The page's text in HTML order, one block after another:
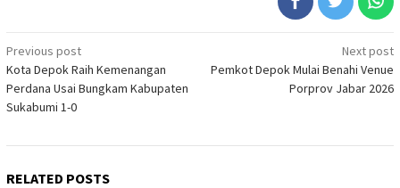
Post
navigation
Previous post
Kota Depok Raih Kemenangan
Perdana Usai Bungkam Kabupaten
Sukabumi 1-0
Next post
Pemkot Depok Mulai Benahi Venue
Porprov Jabar 2026
RELATED POSTS